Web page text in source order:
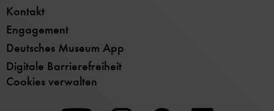
Kontakt
Engagement
Deutsches Museum App
Digitale Barrierefreiheit
Cookies verwalten